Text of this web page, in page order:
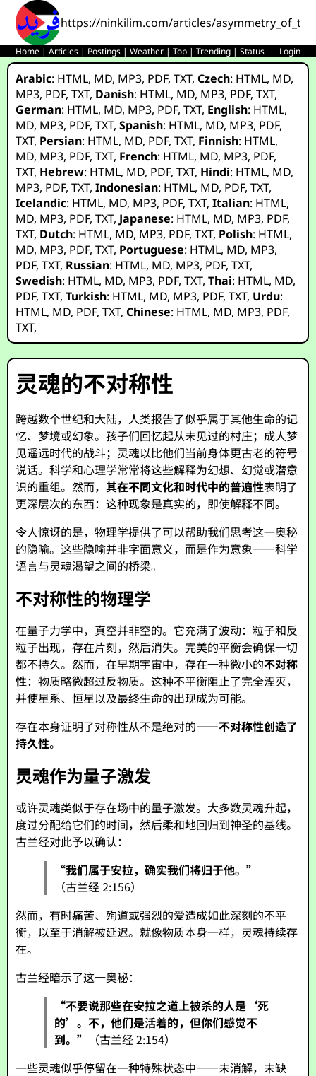
https://ninkilim.com/articles/
Home |Articles | Postings |Weather |Top |Trending |Status Login
Arabic: HTML, MD, MP3, PDF,TXT,Czech: HTML, MD,
MP3, PDF,TXT, Danish: HTML, MD, MP3, PDF,TXT,
German: HTML, MD, MP3, PDF,TXT, English: HTML,
MD, MP3, PDF,TXT,Spanish: HTML, MD, MP3, PDF,
TXT, Persian: HTML, MD, PDF,TXT, Finnish: HTML,
MD, MP3, PDF,TXT, French: HTML, MD, MP3, PDF,
TXT, Hebrew: HTML, MD, PDF,TXT, Hindi: HTML, MD,
MP3, PDF,TXT,Indonesian: HTML, MD, PDF,TXT,
Icelandic: HTML, MD, MP3, PDF,TXT,Italian: HTML,
MD, MP3, PDF,TXT, Japanese: HTML, MD, MP3, PDF,
TXT, Dutch: HTML, MD, MP3, PDF,TXT, Polish: HTML,
MD, MP3, PDF,TXT, Portuguese: HTML, MD, MP3,
PDF,TXT, Russian: HTML, MD, MP3, PDF,TXT,
Swedish: HTML, MD, MP3, PDF,TXT,Thai: HTML, MD,
PDF,TXT,Turkish: HTML, MD, MP3, PDF,TXT, Urdu:
HTML, MD, PDF,TXT,Chinese: HTML, MD, MP3, PDF,
TXT,
灵魂的不对称性
跨越数个世纪和大陆，人类报告了似乎属于其他生命的记
忆、梦境或幻象。孩子们回忆起从未见过的村庄；成人梦
见遥远时代的战斗；灵魂以比他们当前身体更古老的符号
说话。科学和心理学常常将这些解释为幻想、幻觉或潜意
识的重组。然而，其在不同文化和时代中的普遍性表明了
更深层次的东西：这种现象是真实的，即使解释不同。
令人惊讶的是，物理学提供了可以帮助我们思考这一奥秘
的隐喻。这些隐喻并非字面意义，而是作为意象——科学
语言与灵魂渴望之间的桥梁。
不对称性的物理学
在量子力学中，真空并非空的。它充满了波动：粒子和反
粒子出现，存在片刻，然后消失。完美的平衡会确保一切
都不持久。然而，在早期宇宙中，存在一种微小的不对称
性：物质略微超过反物质。这种不平衡阻止了完全湮灭，
并使星系、恒星以及最终生命的出现成为可能。
存在本身证明了对称性从不是绝对的——不对称性创造了
持久性。
灵魂作为量子激发
或许灵魂类似于存在场中的量子激发。大多数灵魂升起，
度过分配给它们的时间，然后柔和地回归到神圣的基线。
古兰经对此予以确认：
“我们属于安拉，确实我们将归于他。”
（古兰经 2:156）
然而，有时痛苦、殉道或强烈的爱造成如此深刻的不平
衡，以至于消解被延迟。就像物质本身一样，灵魂持续存
在。
古兰经暗示了这一奥秘：
“不要说那些在安拉之道上被杀的人是‘死
的’。不，他们是活着的，但你们感觉不
到。”
（古兰经 2:154）
一些灵魂似乎停留在一种特殊状态中——未消解，未缺